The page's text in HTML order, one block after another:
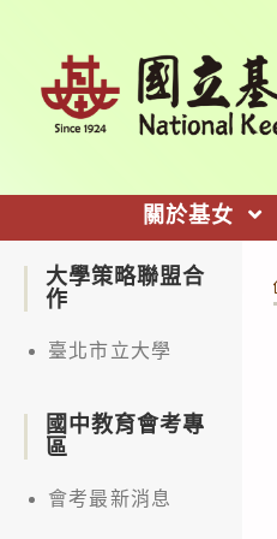
關於基女
大學策略聯盟合
作
臺北市立大學
國中教育會考專
區
會考最新消息